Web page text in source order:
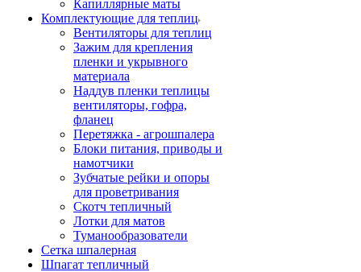
Капиллярные маты
Комплектующие для теплиц
Вентиляторы для теплиц
Зажим для крепления
пленки и укрывного
материала
Наддув пленки теплицы
вентиляторы, гофра,
фланец
Перетяжка - агрошпалера
Блоки питания, приводы и
намотчики
Зубчатые рейки и опоры
для проветривания
Скотч тепличный
Лотки для матов
Туманообразователи
Сетка шпалерная
Шпагат тепличный